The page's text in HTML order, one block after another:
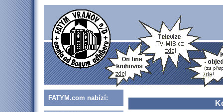
FATYM.com nabízí: